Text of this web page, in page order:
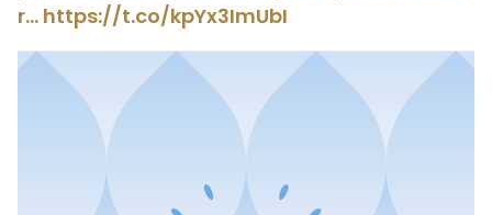
r… https://t.co/kpYx3ImUbI